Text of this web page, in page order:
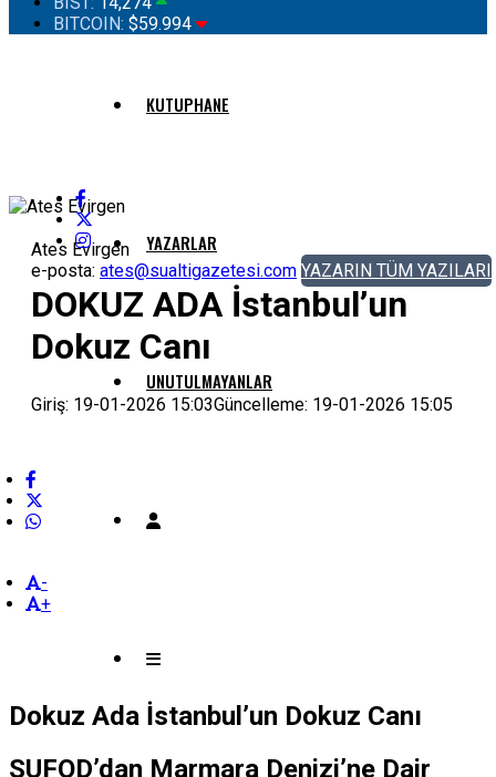
KUTUPHANE
YAZARLAR
UNUTULMAYANLAR
BITCOIN: $59.994
Ates Evirgen
e-posta: ates@sualtigazetesi.com YAZARIN TÜM YAZILARI
DOKUZ ADA İstanbul’un
Dokuz Canı
Giriş: 19-01-2026 15:03Güncelleme: 19-01-2026 15:05
-
+
Dokuz Ada İstanbul’un Dokuz Canı
SUFOD’dan Marmara Denizi’ne Dair